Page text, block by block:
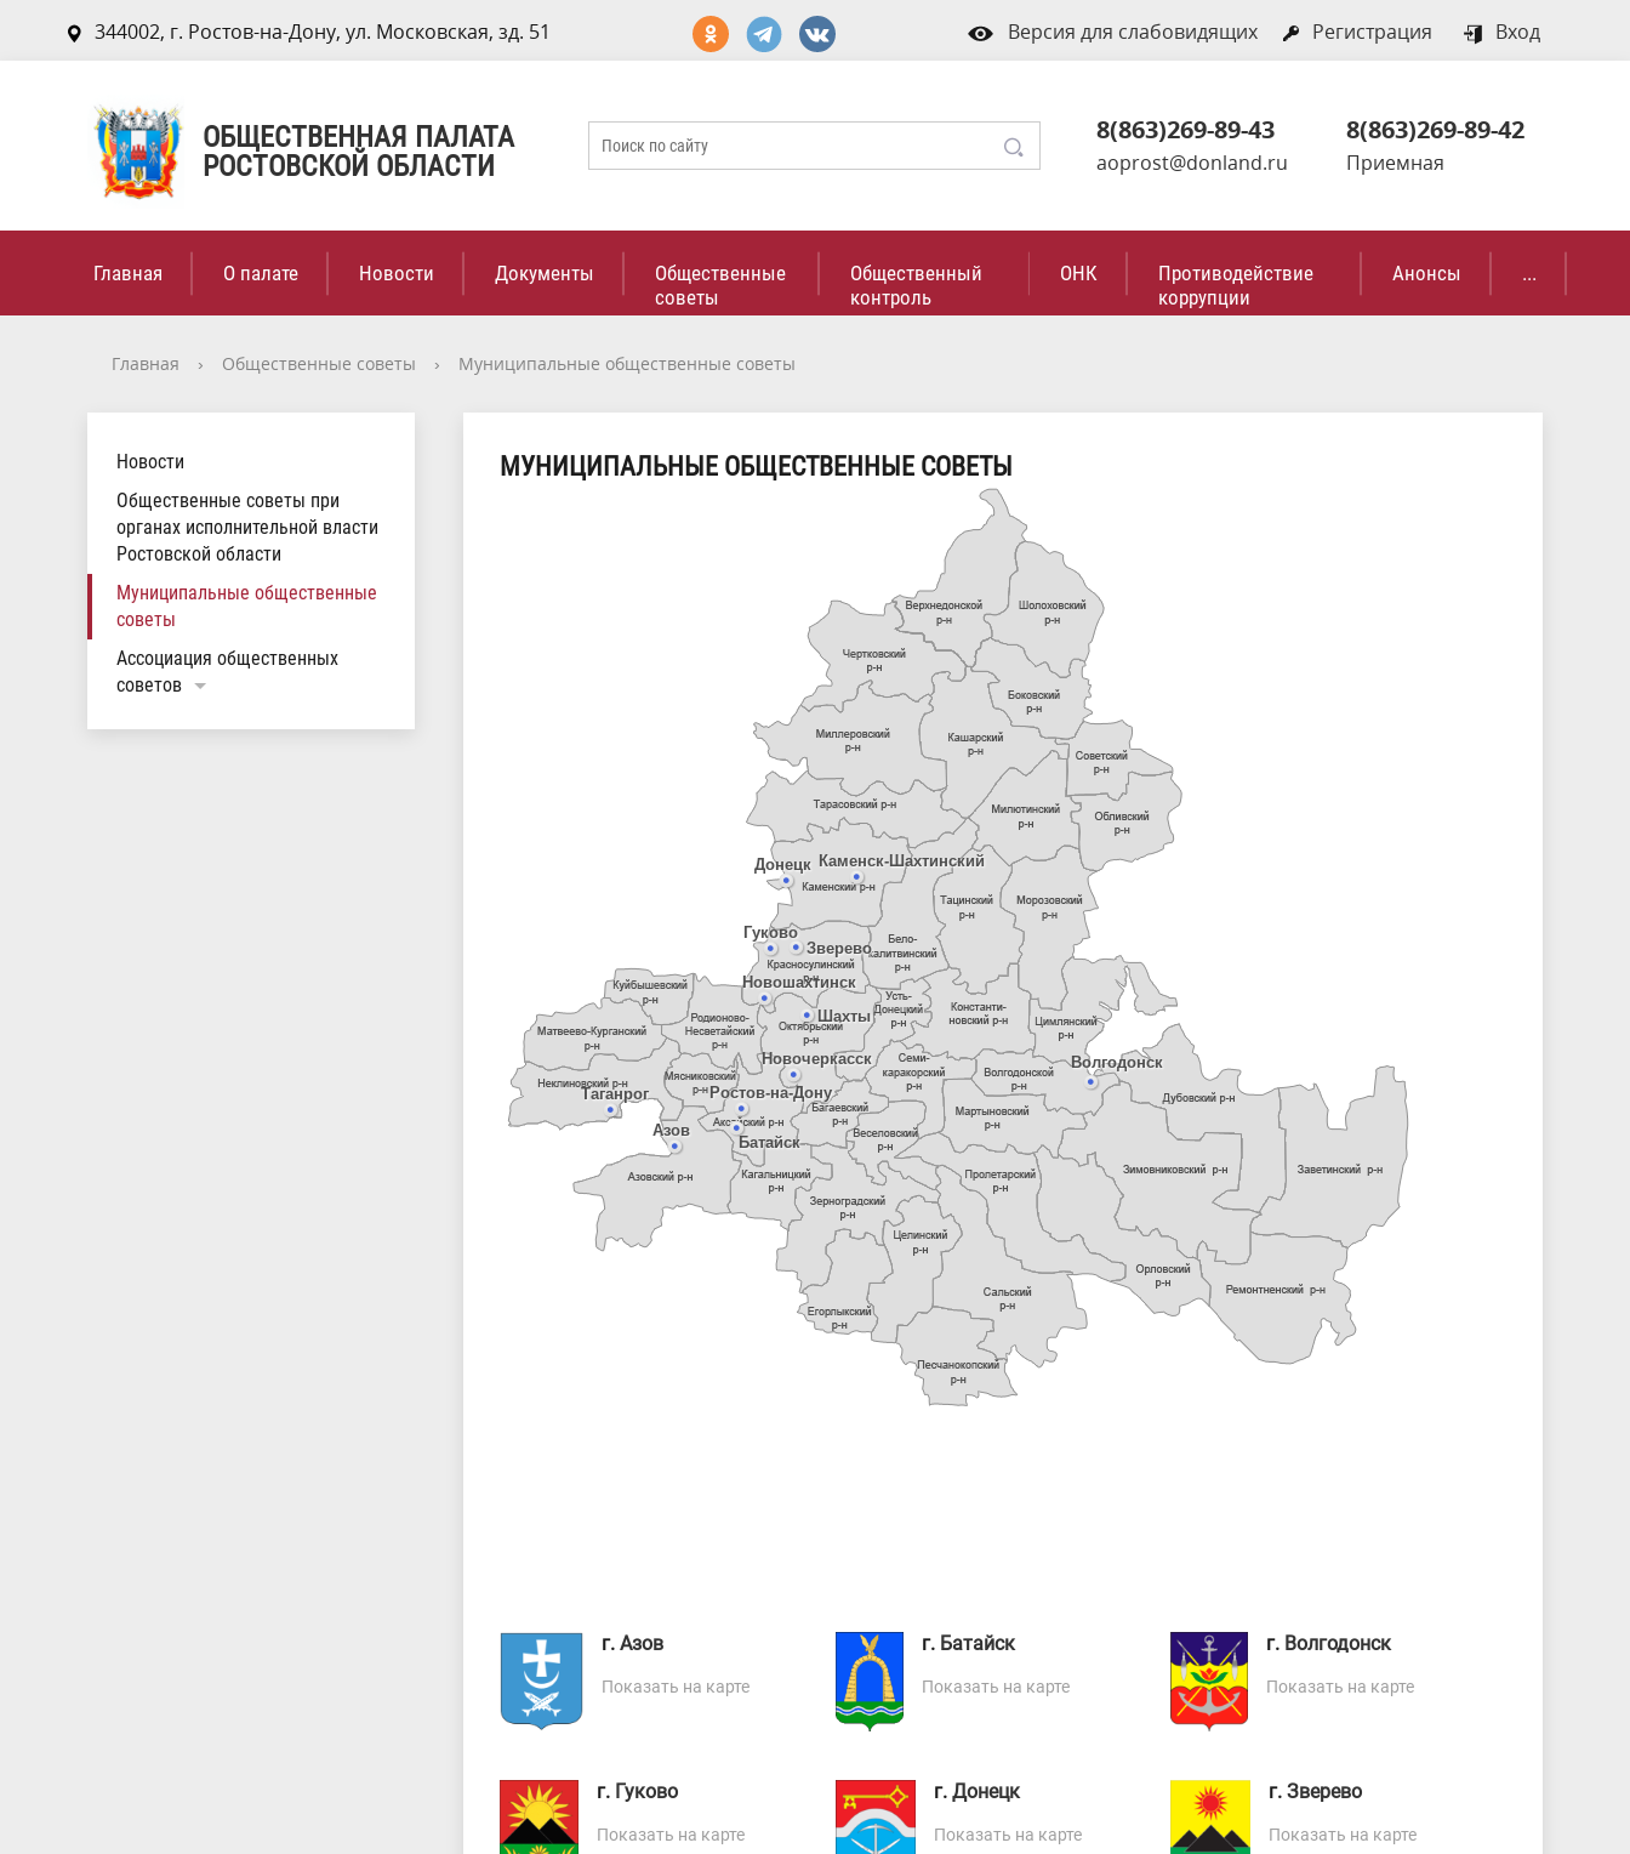
344002, г. Ростов-на-Дону, ул. Московская, зд. 51 Версия для слабовидящих Регистрация Вход
ОБЩЕСТВЕННАЯ ПАЛАТА
РОСТОВСКОЙ ОБЛАСТИ
8(863)269-89-43
aoprost@donland.ru
8(863)269-89-42
Приемная
Главная О палате Новости Документы
Общественные
советы
Общественный
контроль
ОНК
Противодействие
коррупции
Анонсы ...
Главная › Общественные советы › Муниципальные общественные советы
Новости
Общественные советы при
органах исполнительной власти
Ростовской области
Муниципальные общественные
советы
Ассоциация общественных
советов
МУНИЦИПАЛЬНЫЕ ОБЩЕСТВЕННЫЕ СОВЕТЫ
Азов
Батайск
Волгодонск
Гуково
Донецк
Зверево
Каменск-Шахтинский
Новочеркасск
Новошахтинск
Ростов-на-Дону
Таганрог
Шахты
г. Азов
Показать на карте
г. Батайск
Показать на карте
г. Волгодонск
Показать на карте
г. Гуково
Показать на карте
г. Донецк
Показать на карте
г.Зверево
Показать на карте